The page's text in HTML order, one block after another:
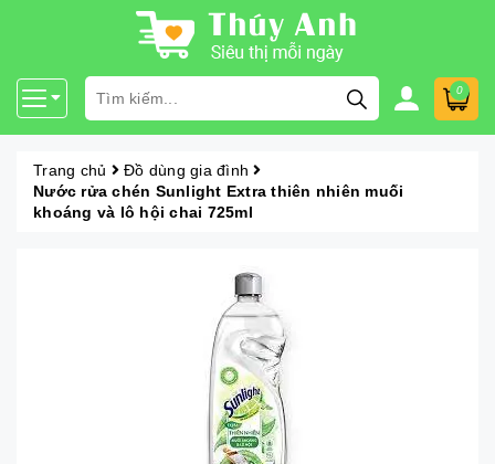
0
Trang chủ
Đồ dùng gia đình
Nước rửa chén Sunlight Extra thiên nhiên muối
khoáng và lô hội chai 725ml